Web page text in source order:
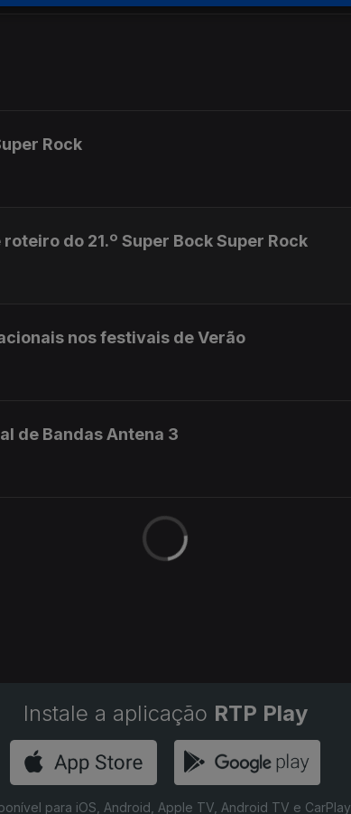
Rock
do 21.º Super Bock Super Rock
nos festivais de Verão
de Bandas Antena 3
Instale a aplicação RTP Play
para iOS, Android, Apple TV, Android TV e CarPlay